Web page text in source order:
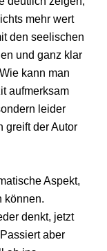
mehr wert
den seelischen
und ganz klar
kann man
aufmerksam
leider
greift der Autor
Aspekt,
können.
denkt, jetzt
aber